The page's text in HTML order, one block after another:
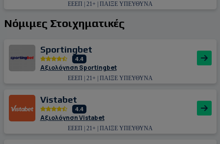
ΕΕΕΠ | 21+ | ΠΑΙΞΕ ΥΠΕΥΘΥΝΑ
Νόμιμες Στοιχηματικές
Sportingbet
4.4
Αξιολόγηση Sportingbet
ΕΕΕΠ | 21+ | ΠΑΙΞΕ ΥΠΕΥΘΥΝΑ
Vistabet
4.4
Αξιολόγηση Vistabet
ΕΕΕΠ | 21+ | ΠΑΙΞΕ ΥΠΕΥΘΥΝΑ